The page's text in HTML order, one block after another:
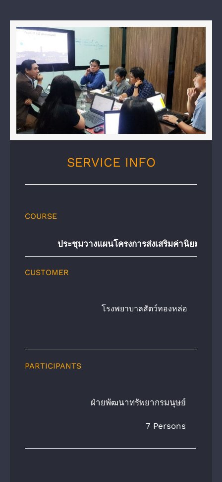
SERVICE INFO
COURSE
ประชุมวางแผนโครงการส่งเสริมค่านิยมองค์
CUSTOMER
โรงพยาบาลสัตว์ทองหล่อ
PARTICIPANTS
ฝ่ายพัฒนาทรัพยากรมนุษย์
7 Persons